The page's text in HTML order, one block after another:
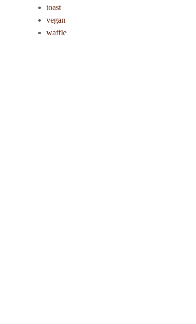
toast
vegan
waffle